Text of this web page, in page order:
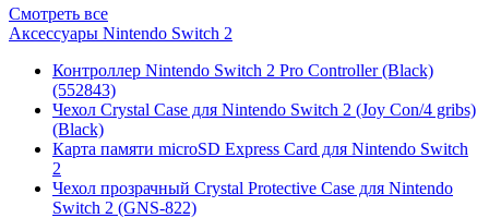
Смотреть все
Аксессуары Nintendo Switch 2
Контроллер Nintendo Switch 2 Pro Controller (Black)
(552843)
Чехол Сrystal Сase для Nintendo Switch 2 (Joy Con/4 gribs)
(Black)
Карта памяти microSD Express Card для Nintendo Switch
2
Чехол прозрачный Crystal Protective Case для Nintendo
Switch 2 (GNS-822)